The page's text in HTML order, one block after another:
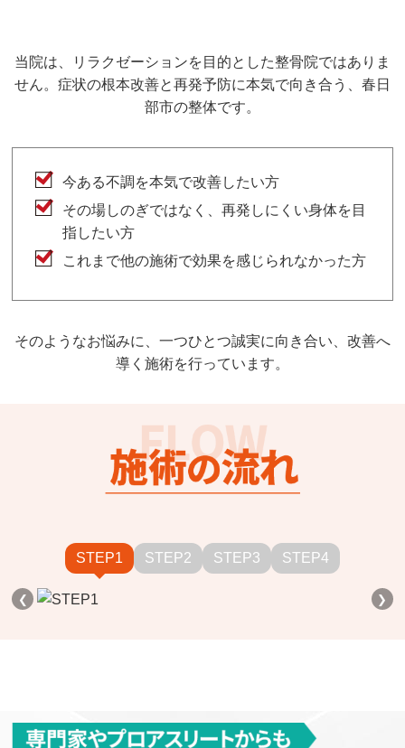
当院は、リラクゼーションを目的とした整骨院ではありま
せん。症状の根本改善と再発予防に本気で向き合う、春日
部市の整体です。
今ある不調を本気で改善したい方
その場しのぎではなく、再発しにくい身体を目
指したい方
これまで他の施術で効果を感じられなかった方
そのようなお悩みに、一つひとつ誠実に向き合い、改善へ
導く施術を行っています。
STEP1 STEP2 STEP3 STEP4
❮ ❯